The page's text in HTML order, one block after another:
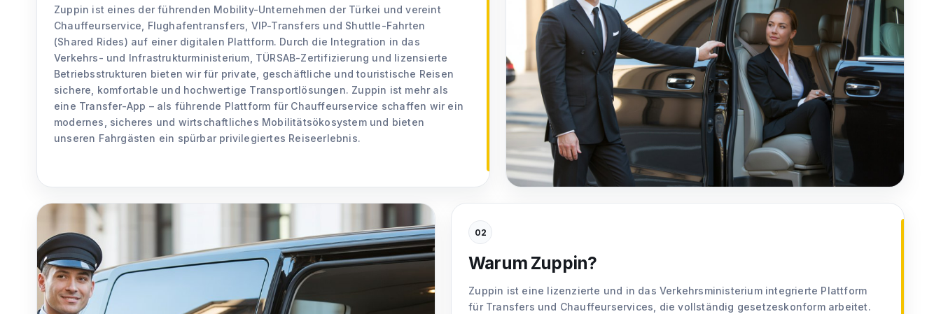
Zuppin ist eines der führenden Mobility-Unternehmen der Türkei und vereint
Chauffeurservice, Flughafentransfers, VIP-Transfers und Shuttle-Fahrten
(Shared Rides) auf einer digitalen Plattform. Durch die Integration in das
Verkehrs- und Infrastrukturministerium, TÜRSAB-Zertifizierung und lizensierte
Betriebsstrukturen bieten wir für private, geschäftliche und touristische Reisen
sichere, komfortable und hochwertige Transportlösungen. Zuppin ist mehr als
eine Transfer-App – als führende Plattform für Chauffeurservice schaffen wir ein
modernes, sicheres und wirtschaftliches Mobilitätsökosystem und bieten
unseren Fahrgästen ein spürbar privilegiertes Reiseerlebnis.
02
Warum Zuppin?
Zuppin ist eine lizenzierte und in das Verkehrsministerium integrierte Plattform
für Transfers und Chauffeurservices, die vollständig gesetzeskonform arbeitet.